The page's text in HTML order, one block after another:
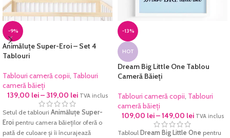
-9%
Animăluțe Super-Eroi – Set 4
Tablouri
Tablouri cameră copii, Tablouri
cameră băieți
139,00 lei– 319,00 lei TVA inclus
Setul de tablouri Animăluțe Super-
Eroi pentru camera băieților oferă o
pată de culoare și îi încurajează
-13%
HOT
Dream Big Little One Tablou
Cameră Băieți
Tablouri cameră copii, Tablouri
cameră băieți
109,00 lei–149,00 lei TVA inclus
Tabloul Dream Big Little One pentru